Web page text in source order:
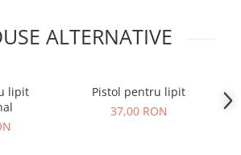
ALTERNATIVE
lipit
Pistol pentru lipit
37,00 RON